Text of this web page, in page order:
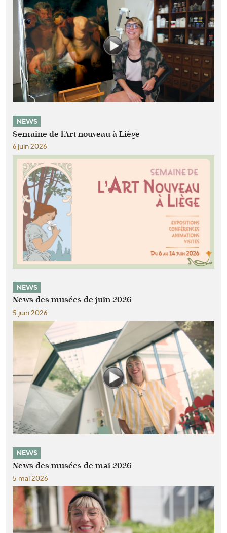
NEWS
Semaine de l'Art nouveau à Liège
6 juin 2026
NEWS
News des musées de juin 2026
5 juin 2026
NEWS
News des musées de mai 2026
5 mai 2026